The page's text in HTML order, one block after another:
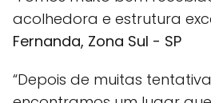
acolhedora e estrutura
Fernanda, Zona Sul - SP
“Depois de muitas